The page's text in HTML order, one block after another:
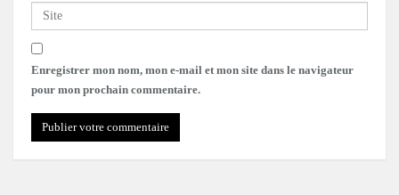
Enregistrer mon nom, mon e-mail et mon site dans le navigateur
pour mon prochain commentaire.